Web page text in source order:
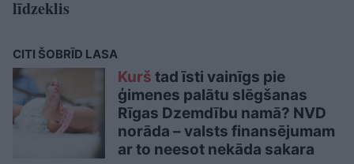
līdzeklis
CITI ŠOBRĪD LASA
Kurš tad īsti vainīgs pie
ģimenes palātu slēgšanas
Rīgas Dzemdību namā? NVD
norāda – valsts finansējumam
ar to neesot nekāda sakara